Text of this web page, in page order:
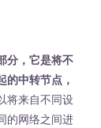
分，它是将不
的中转节点，
将来自不同设
的网络之间进